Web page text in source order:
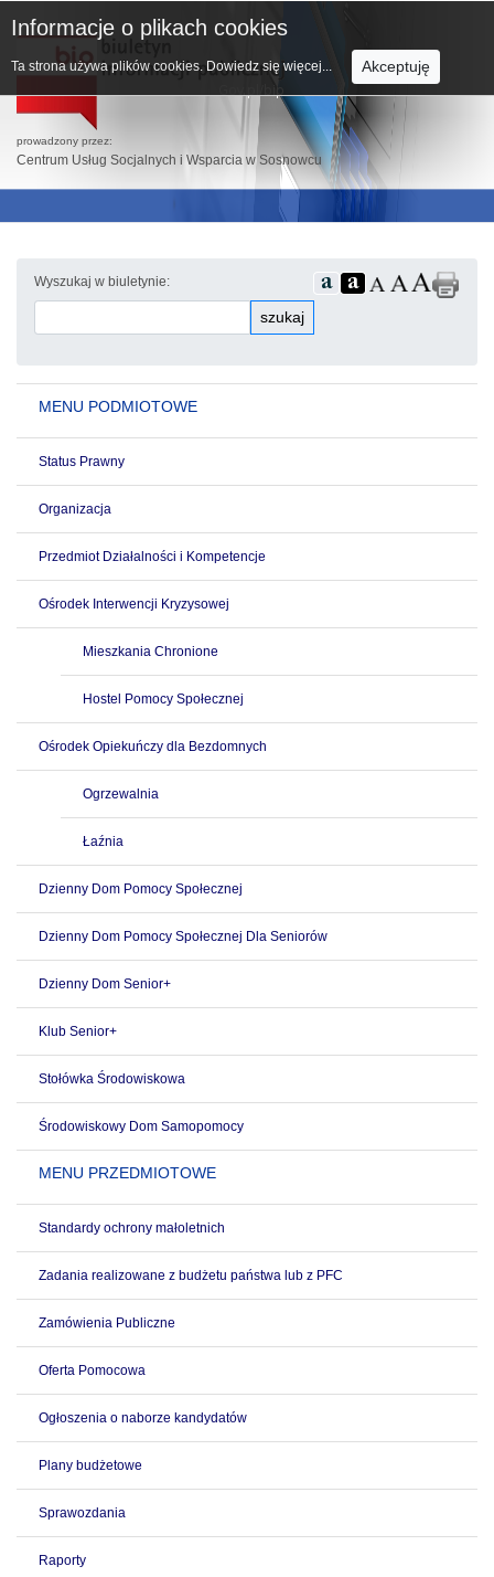
prowadzony przez:
Centrum Usług Socjalnych i Wsparcia w Sosnowcu
Wyszukaj w biuletynie:
szukaj
MENU PODMIOTOWE
Status Prawny
Organizacja
Przedmiot Działalności i Kompetencje
Ośrodek Interwencji Kryzysowej
Mieszkania Chronione
Hostel Pomocy Społecznej
Ośrodek Opiekuńczy dla Bezdomnych
Ogrzewalnia
Łaźnia
Dzienny Dom Pomocy Społecznej
Dzienny Dom Pomocy Społecznej Dla Seniorów
Dzienny Dom Senior+
Klub Senior+
Stołówka Środowiskowa
Środowiskowy Dom Samopomocy
MENU PRZEDMIOTOWE
Standardy ochrony małoletnich
Zadania realizowane z budżetu państwa lub z PFC
Zamówienia Publiczne
Oferta Pomocowa
Ogłoszenia o naborze kandydatów
Plany budżetowe
Sprawozdania
Raporty
Informacje o plikach cookies
Ta strona używa plików cookies. Dowiedz się więcej... Akceptuję